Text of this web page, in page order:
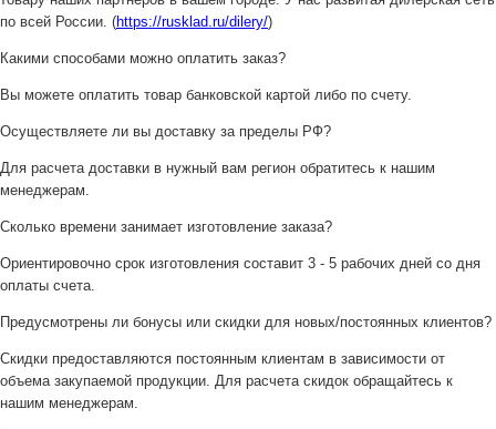
по всей России. (https://rusklad.ru/dilery/)
Какими способами можно оплатить заказ?
Вы можете оплатить товар банковской картой либо по счету.
Осуществляете ли вы доставку за пределы РФ?
Для расчета доставки в нужный вам регион обратитесь к нашим
менеджерам.
Сколько времени занимает изготовление заказа?
Ориентировочно срок изготовления составит 3 - 5 рабочих дней со дня
оплаты счета.
Предусмотрены ли бонусы или скидки для новых/постоянных клиентов?
Скидки предоставляются постоянным клиентам в зависимости от
объема закупаемой продукции. Для расчета скидок обращайтесь к
нашим менеджерам.